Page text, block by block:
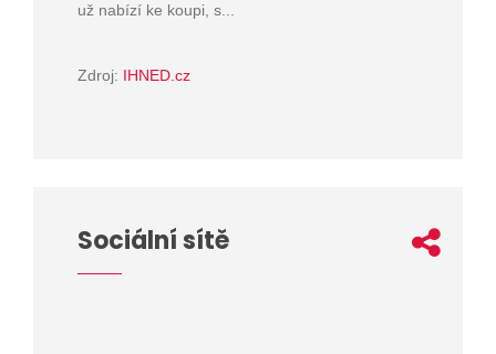
už nabízí ke koupi, s...
Zdroj: IHNED.cz
Sociální sítě